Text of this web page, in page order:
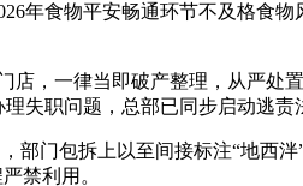
食物平安畅通环节不及格食
一律当即破产整理，从严处
失职问题，总部已同步启动逃责
门包拆上以至间接标注“地西
禁利用。